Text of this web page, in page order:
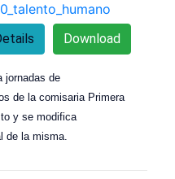
Download
jornadas de
de la comisaria Primera
y se modifica
de la misma.